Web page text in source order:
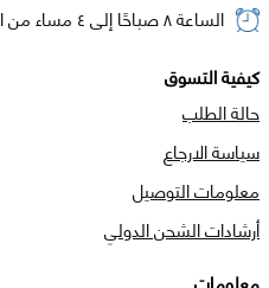
الساعة ٨ صباحًا إلى ٤ مساء من الأحد إلى الخميس
كيفية التسوق
حالة الطلب
سياسة الارجاع
معلومات التوصيل
أرشادات الشحن الدولي